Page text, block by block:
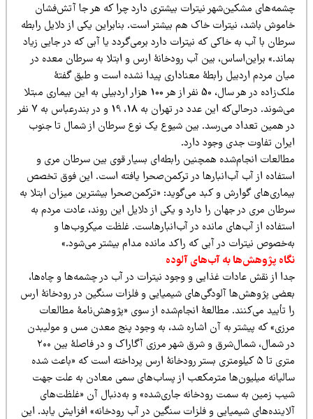
مشکین‌شهر نیترات بیشتری دارد چرا که هر جا آتش‌فشان
باشد، نیترات خاک هم بیشتر است. بنابراین یکی از دلایل رابطه
با آب به خاکی که نیترات دارد برمی‌گردد یا آبی که در جایی زیاد
براین‌اساس، بین آب رودخانۀ ارس و ابتلا به سرطان معده در
مردم اردبیل رابطۀ معناداری پیدا نشده است و طبق گفتۀ
ملک‌زاده در هر سال، 50 نفر از هر 100 هزار اردبیلی به این بیماری مبتلا
می‌شوند. درحالی‌که این عدد در تهران به 18، 19 و در بندرعباس به ۷ نفر
همین تعداد می‌رسد. بین شیوع یک نوع سرطان از شمال تا جنوب
تفاوت جدی وجود دارد.
انجام‌شده همچنین رابطه‌ای بسیار قوی بین سرطان مری و
از آب آب‌انبارها در ترکمن‌صحرا یافته است. این فوق تخصص
گوارش و کبد می‌گوید: «ترکمن‌صحرا بیشترین میزان ابتلا به
مری در جهان را دارد و یکی از دلایل این روند، عادت مردم به
از آب‌های مانده در آب‌انبارهاست. غلظت میکروب‌ها و
نیترات در آبی که راکد مانده مدام بیشتر می‌شود.»
پژوهش‌ها به آب‌های آلوده
از نقش عادات غذایی و وجود نیترات در آب در چشمه‌ها و چاه‌ها،
پژوهش‌ها آلودگی‌های شیمیایی و فلزات سنگین در رودخانۀ ارس
تأیید می‌کنند. مطالعۀ انجام‌شده از سوی «پژوهش‌نامۀ مطالعات
که پیشتر به آن اشاره شد، به وجود پنج معدن مس و مولیبدن
در شمال، شمال‌شرق و شرق شهر مرزی آگاراک و در فاصلۀ بین ۲۰۰
متری تا ۵ کیلومتری بستر رودخانۀ ارس پرداخته است که «باعث شده
میلیون‌ها مترمکعب از پساب‌های سمی معادن به علت جهت
زمین به سمت رودخانه جاری‌شده» و به‌دنبال آن «غلظت‌های
شیمیایی و فلزات سنگین در آب رودخانه» افزایش یابد. این